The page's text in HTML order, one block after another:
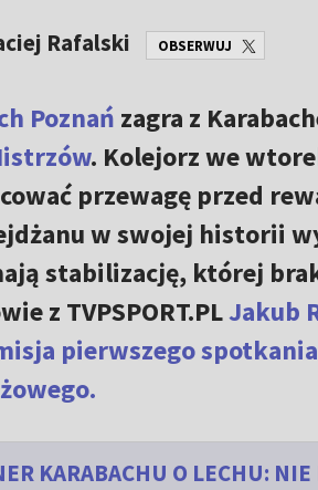
Rafalski OBSERWUJ
Poznań zagra z
. Kolejorz we
przewagę przed
w swojej historii
stabilizację, której
z TVPSPORT.PLJakub
pierwszego spotkania
KARABACHU O LECHU: